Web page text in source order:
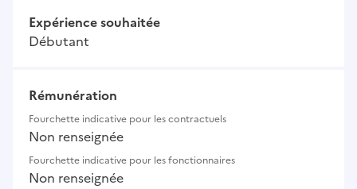
Expérience souhaitée
Débutant
Rémunération
Fourchette indicative pour les contractuels
Non renseignée
Fourchette indicative pour les fonctionnaires
Non renseignée